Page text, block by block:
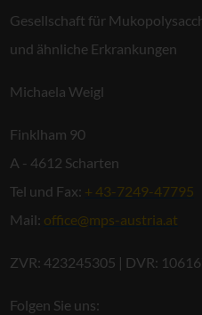
Gesellschaft für
und ähnliche Erkrankungen
Michaela Weigl
Finklham 90
A - 4612 Scharten
Tel und Fax: + 43-7249-47795
Mail: office@mps-austria.at
ZVR: 423245305 | DVR:
Folgen Sie uns: